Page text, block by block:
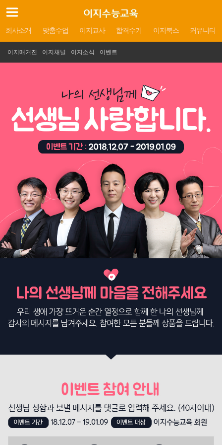
회사소개 맞춤수업 이지교사 합격수기 이지북스 커뮤니티
이지매거진 이지채널 이지소식 이벤트